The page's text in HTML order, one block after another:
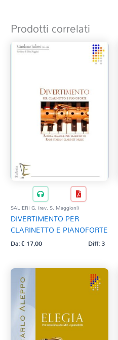
Prodotti correlati
SALIERI G. (rev. S. Maggioni)
DIVERTIMENTO PER
CLARINETTO E PIANOFORTE
Da:€17,00 Diff: 3